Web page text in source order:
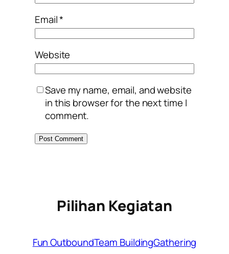
Email*
Website
Save my name, email, and website
in this browser for the next time I
comment.
Pilihan Kegiatan
Fun OutboundTeam BuildingGathering